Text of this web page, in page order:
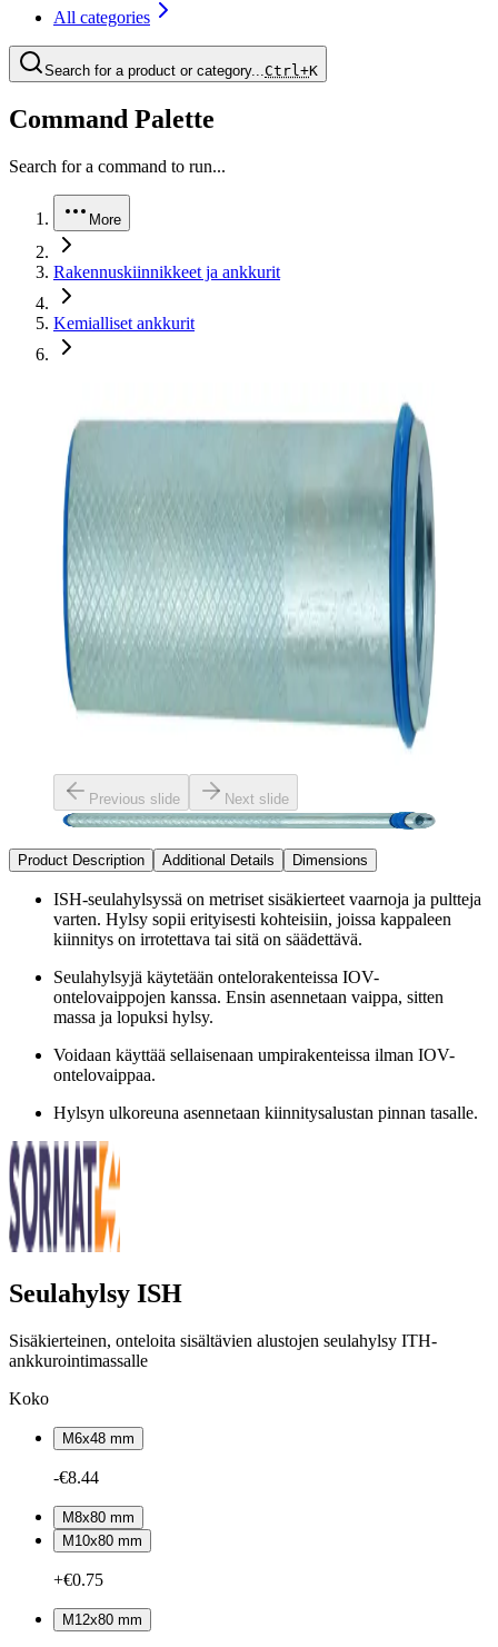
All categories
Search for a product or category...Ctrl+K
Command Palette
Search for a command to run...
More
Rakennuskiinnikkeet ja ankkurit
Kemialliset ankkurit
Previous slide Next slide
Product Description Additional Details Dimensions
ISH-seulahylsyssä on metriset sisäkierteet vaarnoja ja pultteja
varten. Hylsy sopii erityisesti kohteisiin, joissa kappaleen
kiinnitys on irrotettava tai sitä on säädettävä.
Seulahylsyjä käytetään ontelorakenteissa IOV-
ontelovaippojen kanssa. Ensin asennetaan vaippa, sitten
massa ja lopuksi hylsy.
Voidaan käyttää sellaisenaan umpirakenteissa ilman IOV-
ontelovaippaa.
Hylsyn ulkoreuna asennetaan kiinnitysalustan pinnan tasalle.
Seulahylsy ISH
Sisäkierteinen, onteloita sisältävien alustojen seulahylsy ITH-
ankkurointimassalle
Koko
M6x48 mm
-€8.44
M8x80 mm
M10x80 mm
+€0.75
M12x80 mm